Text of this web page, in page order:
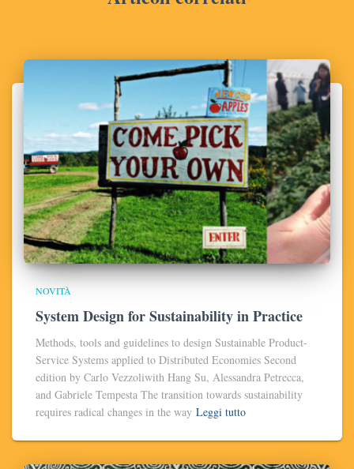
NOVITÀ
System Design for Sustainability in Practice
Methods, tools and guidelines to design Sustainable Product-
Service Systems applied to Distributed Economies Second
edition by Carlo Vezzoliwith Hang Su, Alessandra Petrecca,
and Gabriele Tempesta The transition towards sustainability
requires radical changes in the way Leggi tutto